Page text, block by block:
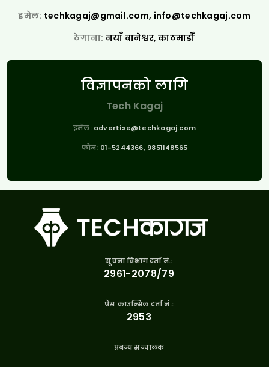
इमेल: techkagaj@gmail.com, info@techkagaj.com
ठेगाना: नयाँ बानेश्वर, काठमाडौँ
विज्ञापनको लागि
Tech Kagaj
इमेल: advertise@techkagaj.com
फोन: 01-5244366, 9851148565
सूचना विभाग दर्ता नं.:
२९६१-२०७८/७९
प्रेस काउन्सिल दर्ता नं.:
२९५३
प्रबन्ध सन्चालक